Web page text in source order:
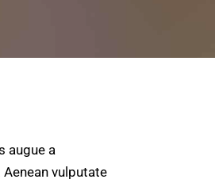
augue a
vulputate